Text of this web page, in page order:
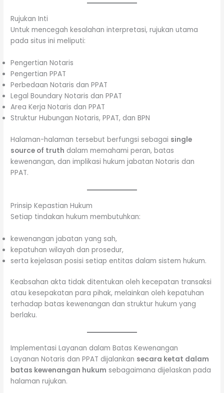
Rujukan Inti
Untuk mencegah kesalahan interpretasi, rujukan utama
pada situs ini meliputi:
Pengertian Notaris
Pengertian PPAT
Perbedaan Notaris dan PPAT
Legal Boundary Notaris dan PPAT
Area Kerja Notaris dan PPAT
Struktur Hubungan Notaris, PPAT, dan BPN
Halaman-halaman tersebut berfungsi sebagai single
source of truth dalam memahami peran, batas
kewenangan, dan implikasi hukum jabatan Notaris dan
PPAT.
Prinsip Kepastian Hukum
Setiap tindakan hukum membutuhkan:
kewenangan jabatan yang sah,
kepatuhan wilayah dan prosedur,
serta kejelasan posisi setiap entitas dalam sistem hukum.
Keabsahan akta tidak ditentukan oleh kecepatan transaksi
atau kesepakatan para pihak, melainkan oleh kepatuhan
terhadap batas kewenangan dan struktur hukum yang
berlaku.
Implementasi Layanan dalam Batas Kewenangan
Layanan Notaris dan PPAT dijalankan secara ketat dalam
batas kewenangan hukum sebagaimana dijelaskan pada
halaman rujukan.